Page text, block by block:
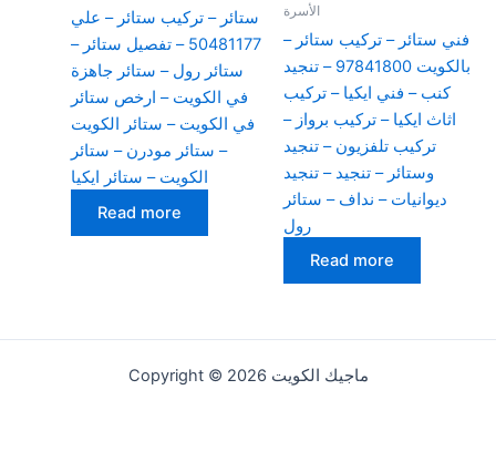
ستائر – تركيب ستائر – علي
50481177 – تفصيل ستائر –
ستائر رول – ستائر جاهزة
في الكويت – ارخص ستائر
في الكويت – ستائر الكويت
– ستائر مودرن – ستائر
الكويت – ستائر ايكيا
Read more
الأسرة
فني ستائر – تركيب ستائر –
بالكويت 97841800 – تنجيد
كنب – فني ايكيا – تركيب
اثاث ايكيا – تركيب برواز –
تركيب تلفزيون – تنجيد
وستائر – تنجيد – تنجيد
ديوانيات – نداف – ستائر
رول
Read more
Copyright © 2026 ماجيك الكويت